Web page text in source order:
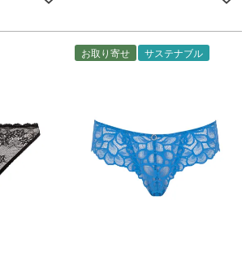
お取り寄せ サステナブル